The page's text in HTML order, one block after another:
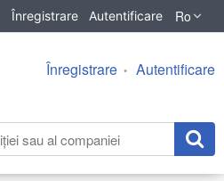
Înregistrare Autentificare Ro
Înregistrare Autentificare